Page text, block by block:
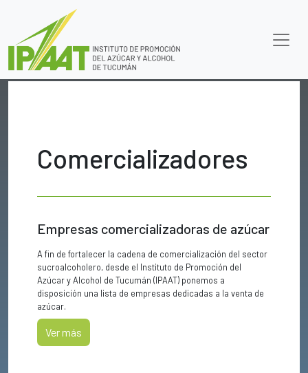
Comercializadores
Empresas comercializadoras de azúcar
A fin de fortalecer la cadena de comercialización del sector
sucroalcoholero, desde el Instituto de Promoción del
Azúcar y Alcohol de Tucumán (IPAAT) ponemos a
disposición una lista de empresas dedicadas a la venta de
azúcar.
Ver más